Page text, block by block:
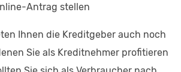
Antrag stellen
Ihnen die Kreditgeber auch noch
Sie als Kreditnehmer profitieren